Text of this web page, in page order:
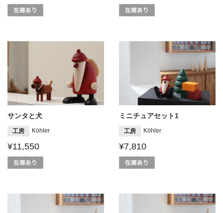
サンタと犬
工房 Köhler
¥11,550
ミニチュアセット1
工房 Köhler
¥7,810